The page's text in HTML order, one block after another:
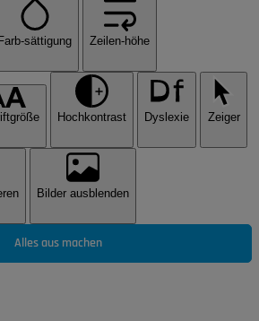
sättigung Zeilen-höhe
Hochkontrast Dyslexie Zeiger
Bilder ausblenden
Alles aus machen